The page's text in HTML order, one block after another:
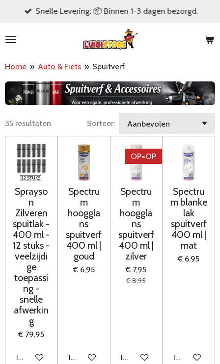
naar
hoofdinhoud
Snelle Levering: 📦 Binnen 1-3 dagen bezorgd.
Home » Auto & Fiets » Spuitverf
35 resultaten Sorteer:
Sprayso
n
Zilveren
spuitlak -
400 ml -
12 stuks -
veelzijdi
ge
toepassi
ng -
snelle
afwerkin
g
€ 79,95
In winkelwagen
Spectru
m
hooggla
ns
spuitverf
400 ml |
goud
€ 6,95
In winkelwagen
OP=OP
Spectru
m
hooggla
ns
spuitverf
400 ml |
zilver
€ 7,95
€ 8,95
In winkelwagen
Spectru
m blanke
lak
spuitverf
400 ml |
mat
€ 6,95
In